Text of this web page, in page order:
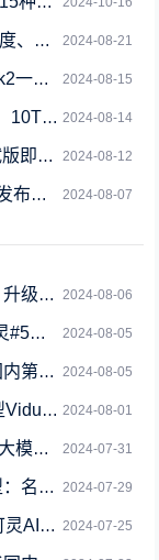
2024-08-21
前三
2024-08-15
现了
2024-08-14
AI大模
2024-08-12
线！
2024-08-07
识别
2024-08-06
提醒
2024-08-05
首发
2024-08-05
一！
2024-08-01
秒生成
2024-07-31
神坛
2024-07-29
听”
2024-07-25
内测